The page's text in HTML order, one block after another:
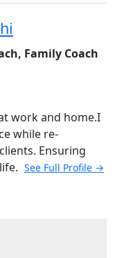
Family Coach
work and home.I
while re-
Ensuring
See Full Profile →